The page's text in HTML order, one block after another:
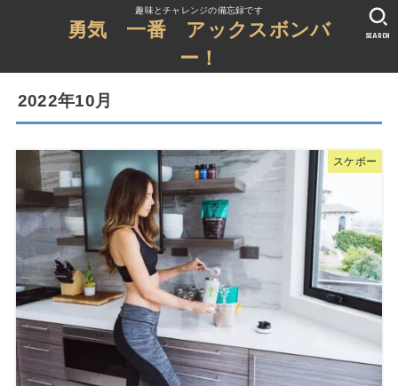
趣味とチャレンジの備忘録です
勇気 一番 アックスボンバ
ー！
SEARCH
2022年10月
スケボー